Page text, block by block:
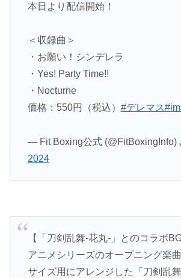
本日より配信開始！
＜収録曲＞
・お願い！シンデレラ
・Yes! Party Time!!
・Nocturne
価格：550円（税込） #デレマス
— Fit Boxing公式 (@FitBoxingInfo)
2024
【「刀剣乱舞-花丸-」とのコラボ
アニメシリーズのオープニング楽
サイズ用にアレンジした「刀剣乱